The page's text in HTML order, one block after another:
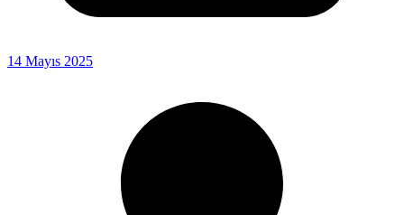
14 Mayıs 2025